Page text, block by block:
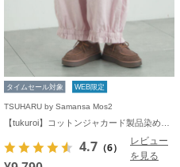
タイムセール対象 WEB限定
TSUHARU by Samansa Mos2
4.7 （6）
レビュー
を見る